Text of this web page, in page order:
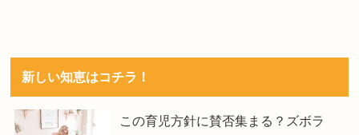
新しい知恵はコチラ！
この育児方針に賛否集まる？ズボラ